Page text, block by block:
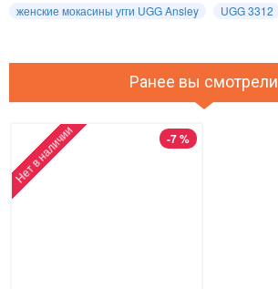
женские мокасины угги UGG Ansley
UGG 3312
Ранее вы смотрели
-7 %
Нет в наличии